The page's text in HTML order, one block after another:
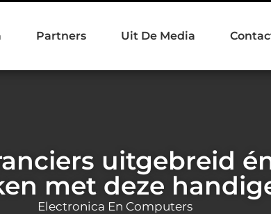
Partners Uit De Media
uitgebreid
met deze
Electronica En Computers